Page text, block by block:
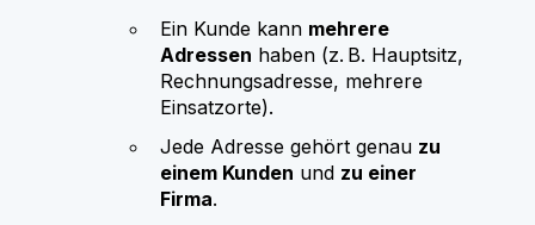
Ein Kunde kann mehrere
Adressen haben (z. B. Hauptsitz,
Rechnungsadresse, mehrere
Einsatzorte).
Jede Adresse gehört genau zu
einem Kunden und zu einer
Firma.